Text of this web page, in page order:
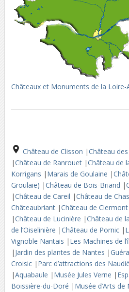
Châteaux et Monuments de la Loire-
Château de Clisson |Château
|Château de Ranrouet |Château de
Korrigans | Marais de Goulaine |
Groulaie) |Château de Bois-Briand |
|Château de Careil |Château de
Châteaubriant |Château de Clermont
|Château de Lucinière |Château de
de l’Oiselinière |Château de Pornic |
Vignoble Nantais | Les Machines de
| Jardin des plantes de Nantes |
Croisic | Parc d’attractions des
|Aquabaule | Musée Jules Verne |
Boissière-du-Doré | Musée d’Arts de